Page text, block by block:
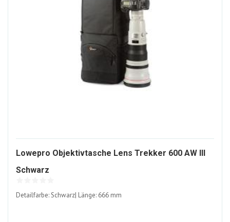
Lowepro Objektivtasche Lens Trekker 600 AW III
Schwarz
Detailfarbe: Schwarz| Länge: 666 mm